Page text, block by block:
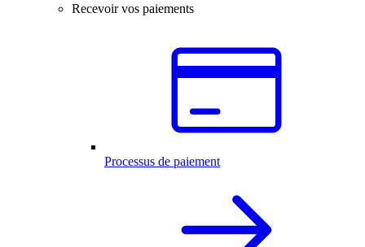
Recevoir vos paiements
Processus de paiement